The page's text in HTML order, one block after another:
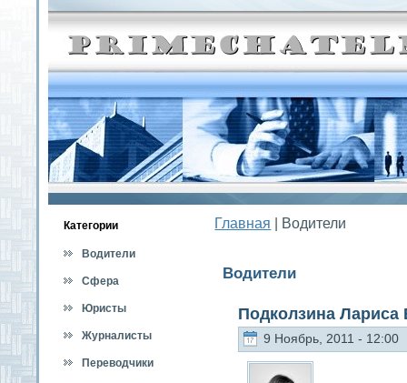
Категοрии
Водители
Сфера
обслуживания
Юристы
Журналисты
Переводчики
Главная | Водители
Водители
Подколзина Лариса
9 Ноябрь, 2011 - 12:00